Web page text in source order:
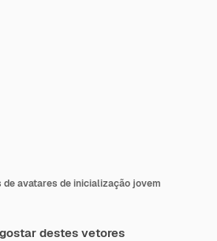
de avatares de inicialização jovem
destes vetores